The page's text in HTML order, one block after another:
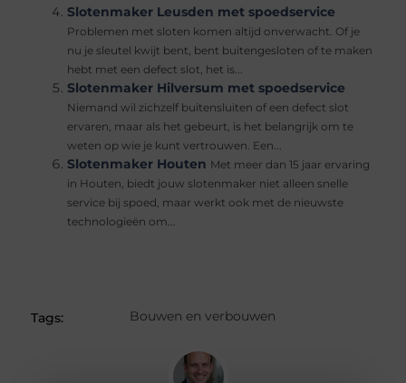
Slotenmaker Leusden met spoedservice
Problemen met sloten komen altijd onverwacht. Of je
nu je sleutel kwijt bent, bent buitengesloten of te maken
hebt met een defect slot, het is...
Slotenmaker Hilversum met spoedservice
Niemand wil zichzelf buitensluiten of een defect slot
ervaren, maar als het gebeurt, is het belangrijk om te
weten op wie je kunt vertrouwen. Een...
Slotenmaker Houten Met meer dan 15 jaar ervaring
in Houten, biedt jouw slotenmaker niet alleen snelle
service bij spoed, maar werkt ook met de nieuwste
technologieën om...
Tags: Bouwen en verbouwen